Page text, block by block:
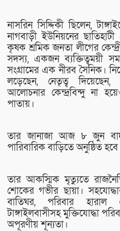
নাসরিন সিদ্দিকী ছিলেন,
নাগবাড়ী ইউনিয়নের
কৃষক শ্রমিক জনতা লীগের
সদস্য, একজন ব্যক্তিত্বময়ী
সংগ্রামের এক নীরব সৈনিক।
লড়েছেন, নেতৃত্ব
আলোচনার কেন্দ্রবিন্দু না
পাতায়।
তার জানাজা আজ ৮ জুন বাদ
পারিবারিক বাড়িতে অনুষ্ঠিত
তার আকস্মিক মৃত্যুতে
শোকের গভীর ছায়া।
বাতিঘর, পরিবার
টাঙ্গাইলবাসীসহ মুক্তিযোদ্ধা
অপূরণীয় শূন্যতা।